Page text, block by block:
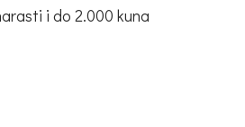
i do 2.000 kuna